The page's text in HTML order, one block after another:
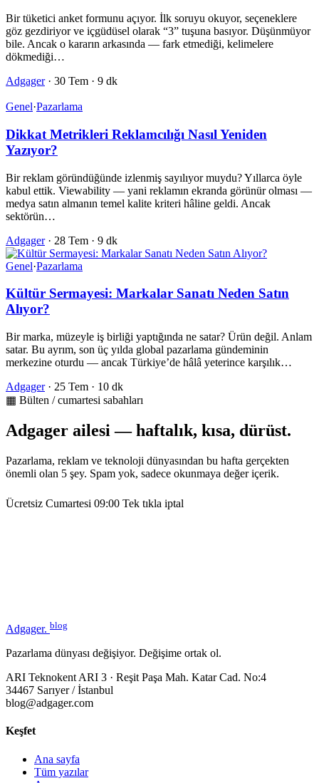
Bir tüketici anket formunu açıyor. İlk soruyu okuyor, seçeneklere
göz gezdiriyor ve içgüdüsel olarak “3” tuşuna basıyor. Düşünmüyor
bile. Ancak o kararın arkasında — fark etmediği, kelimelere
dökmediği…
Adgager · 30 Tem · 9 dk
Genel·Pazarlama
Dikkat Metrikleri Reklamcılığı Nasıl Yeniden
Yazıyor?
Bir reklam göründüğünde izlenmiş sayılıyor muydu? Yıllarca öyle
kabul ettik. Viewability — yani reklamın ekranda görünür olması —
medya satın almanın temel kalite kriteri hâline geldi. Ancak
sektörün…
Adgager · 28 Tem · 9 dk
Genel·Pazarlama
Kültür Sermayesi: Markalar Sanatı Neden Satın
Alıyor?
Bir marka, müzeyle iş birliği yaptığında ne satar? Ürün değil. Anlam
satar. Bu ayrım, son üç yılda global pazarlama gündeminin
merkezine oturdu — ancak Türkiye’de hâlâ yeterince karşılık…
Adgager · 25 Tem · 10 dk
▦ Bülten / cumartesi sabahları
Adgager ailesi — haftalık, kısa, dürüst.
Pazarlama, reklam ve teknoloji dünyasından bu hafta gerçekten
önemli olan 5 şey. Spam yok, sadece okunmaya değer içerik.
Ücretsiz Cumartesi 09:00 Tek tıkla iptal
Adgager. blog
Pazarlama dünyası değişiyor. Değişime ortak ol.
ARI Teknokent ARI 3 · Reşit Paşa Mah. Katar Cad. No:4
34467 Sarıyer / İstanbul
blog@adgager.com
Keşfet
Ana sayfa
Tüm yazılar